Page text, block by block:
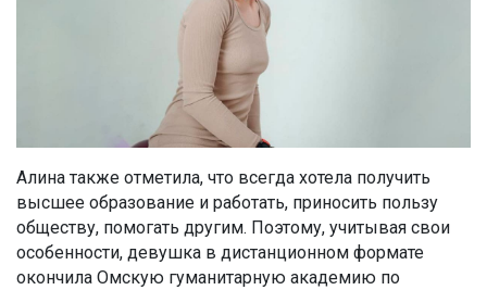
Алина также отметила, что всегда хотела получить
высшее образование и работать, приносить пользу
обществу, помогать другим. Поэтому, учитывая свои
особенности, девушка в дистанционном формате
окончила Омскую гуманитарную академию по